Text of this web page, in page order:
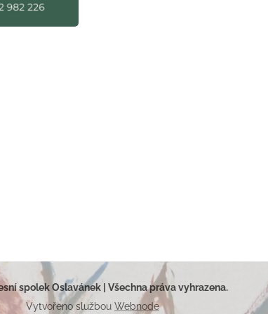
spolek Oslavánek | Všechna práva vyhrazena.
Vytvořeno službou Webnode